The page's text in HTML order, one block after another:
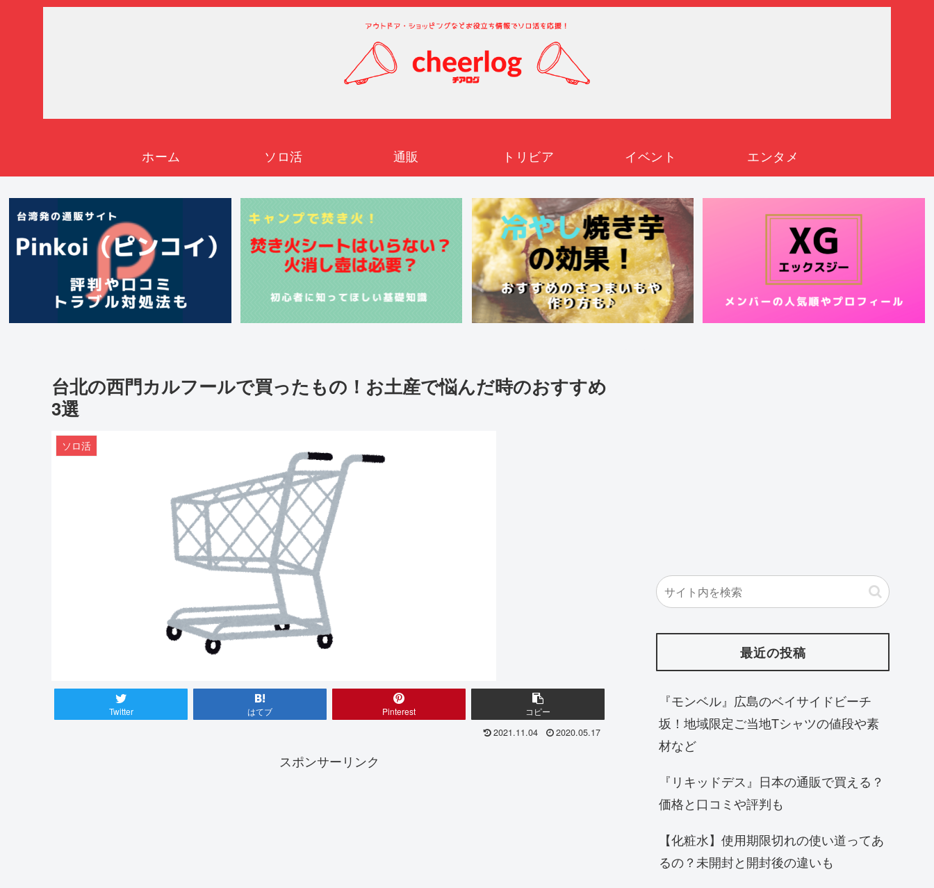
ホーム ソロ活 通販 トリビア イベント エンタメ
台北の西門カルフールで買ったもの！お土産で悩んだ時のおすすめ
3選
ソロ活
Twitter はてブ Pinterest コピー
2021.11.04 2020.05.17
スポンサーリンク
最近の投稿
『モンベル』広島のベイサイドビーチ
坂！地域限定ご当地Tシャツの値段や素
材など
『リキッドデス』日本の通販で買える？
価格と口コミや評判も
【化粧水】使用期限切れの使い道ってあ
るの？未開封と開封後の違いも